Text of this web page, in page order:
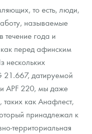
то есть, люди,
называемые
течение года и
как перед афинским
нескольких
21.667, датируемой
APF 220, мы даже
как Анафлест,
принадлежал к
территориальная